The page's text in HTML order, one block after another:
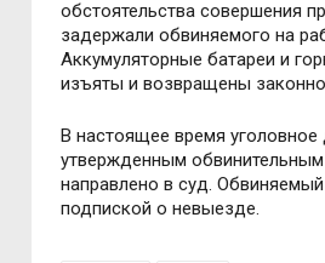
обстоятельства совершения
задержали обвиняемого на
Аккумуляторные батареи и
изъяты и возвращены
В настоящее время уголовное
утвержденным
направлено в суд.
подпиской о невыезде.